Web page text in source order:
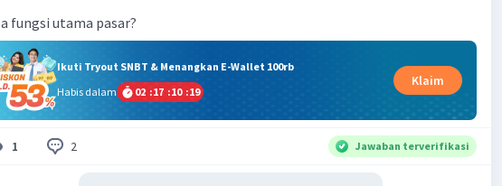
fungsi utama pasar?
Ikuti Tryout SNBT & Menangkan E-Wallet 100rb
Habis dalam
02 :17 :10 :19
Klaim
1 2 Jawaban terverifikasi